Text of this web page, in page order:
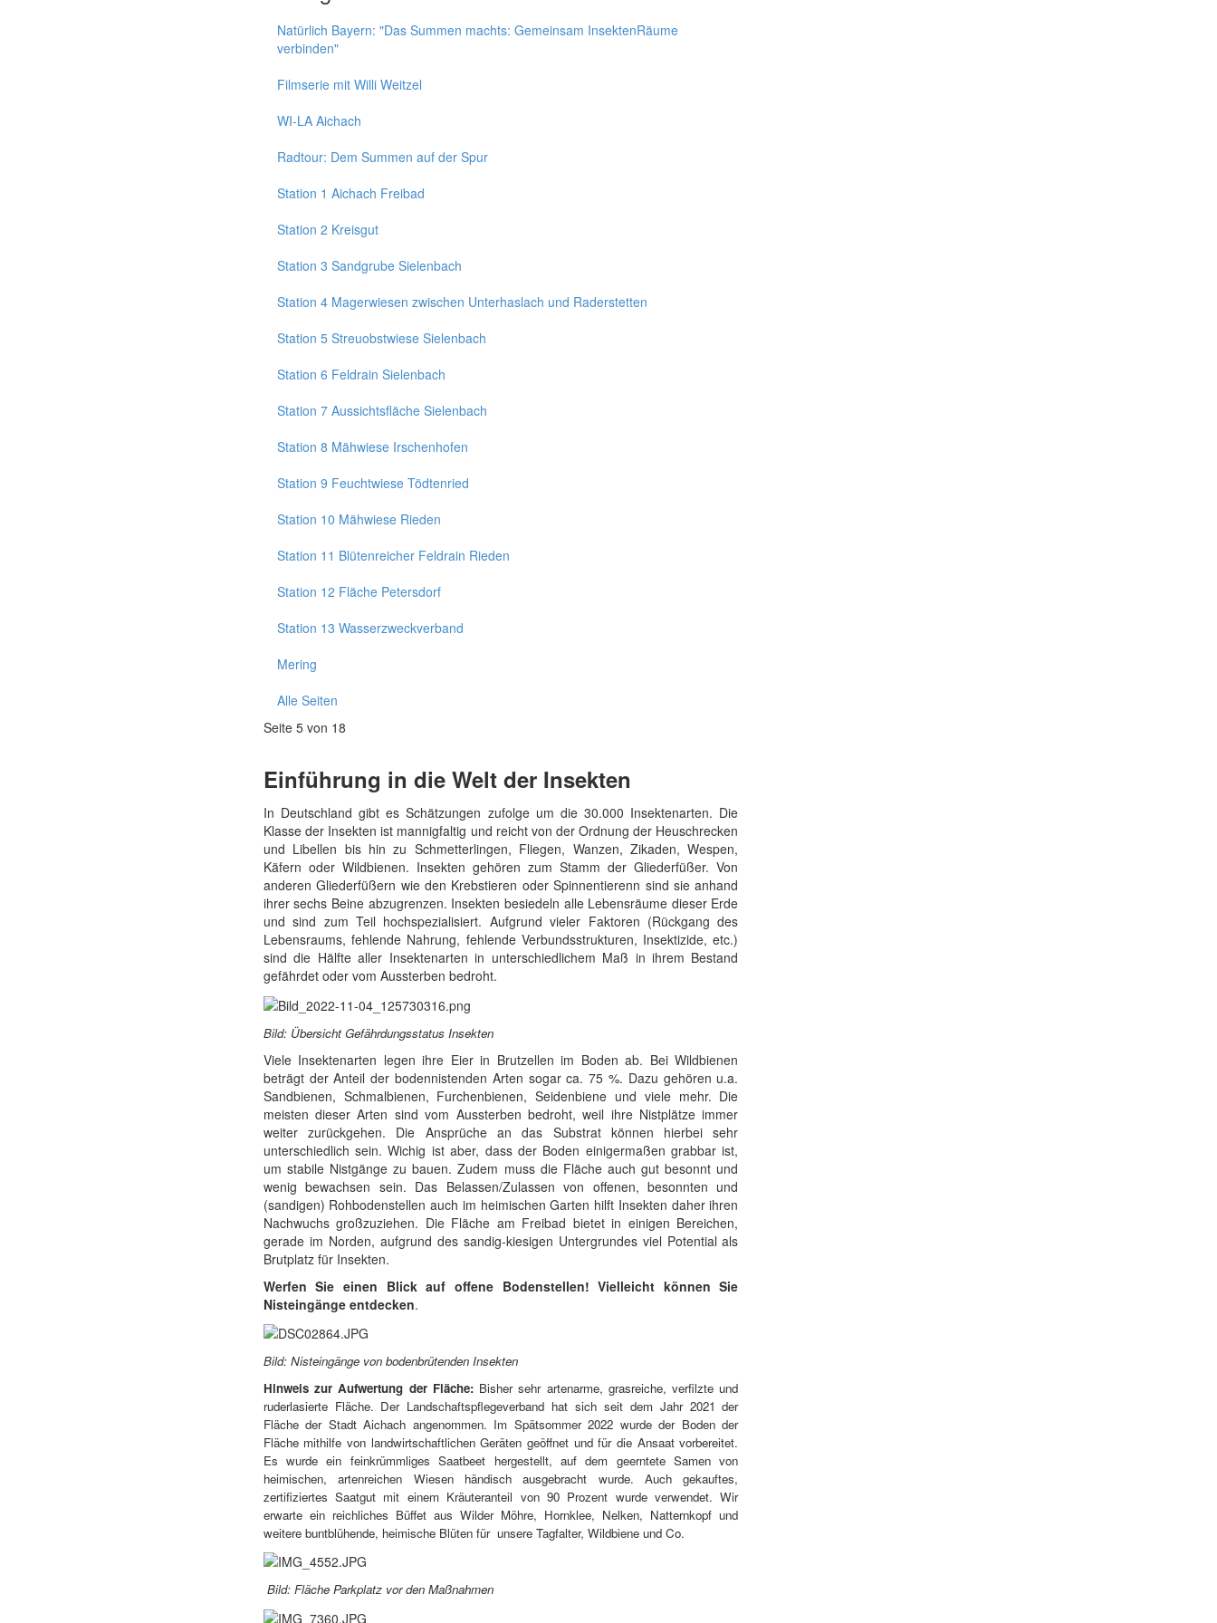
Natürlich Bayern: "Das Summen machts: Gemeinsam InsektenRäume
verbinden"
Filmserie mit Willi Weitzel
WI-LA Aichach
Radtour: Dem Summen auf der Spur
Station 1 Aichach Freibad
Station 2 Kreisgut
Station 3 Sandgrube Sielenbach
Station 4 Magerwiesen zwischen Unterhaslach und Raderstetten
Station 5 Streuobstwiese Sielenbach
Station 6 Feldrain Sielenbach
Station 7 Aussichtsfläche Sielenbach
Station 8 Mähwiese Irschenhofen
Station 9 Feuchtwiese Tödtenried
Station 10 Mähwiese Rieden
Station 11 Blütenreicher Feldrain Rieden
Station 12 Fläche Petersdorf
Station 13 Wasserzweckverband
Mering
Alle Seiten
Seite 5 von 18
Einführung in die Welt der Insekten
In Deutschland gibt es Schätzungen zufolge um die 30.000 Insektenarten. Die
Klasse der Insekten ist mannigfaltig und reicht von der Ordnung der Heuschrecken
und Libellen bis hin zu Schmetterlingen, Fliegen, Wanzen, Zikaden, Wespen,
Käfern oder Wildbienen. Insekten gehören zum Stamm der Gliederfüßer. Von
anderen Gliederfüßern wie den Krebstieren oder Spinnentierenn sind sie anhand
ihrer sechs Beine abzugrenzen. Insekten besiedeln alle Lebensräume dieser Erde
und sind zum Teil hochspezialisiert. Aufgrund vieler Faktoren (Rückgang des
Lebensraums, fehlende Nahrung, fehlende Verbundsstrukturen, Insektizide, etc.)
sind die Hälfte aller Insektenarten in unterschiedlichem Maß in ihrem Bestand
gefährdet oder vom Aussterben bedroht.
Bild: Übersicht Gefährdungsstatus Insekten
Viele Insektenarten legen ihre Eier in Brutzellen im Boden ab. Bei Wildbienen
beträgt der Anteil der bodennistenden Arten sogar ca. 75 %. Dazu gehören u.a.
Sandbienen, Schmalbienen, Furchenbienen, Seidenbiene und viele mehr. Die
meisten dieser Arten sind vom Aussterben bedroht, weil ihre Nistplätze immer
weiter zurückgehen. Die Ansprüche an das Substrat können hierbei sehr
unterschiedlich sein. Wichig ist aber, dass der Boden einigermaßen grabbar ist,
um stabile Nistgänge zu bauen. Zudem muss die Fläche auch gut besonnt und
wenig bewachsen sein. Das Belassen/Zulassen von offenen, besonnten und
(sandigen) Rohbodenstellen auch im heimischen Garten hilft Insekten daher ihren
Nachwuchs großzuziehen. Die Fläche am Freibad bietet in einigen Bereichen,
gerade im Norden, aufgrund des sandig-kiesigen Untergrundes viel Potential als
Brutplatz für Insekten.
Werfen Sie einen Blick auf offene Bodenstellen! Vielleicht können Sie
Nisteingänge entdecken.
Bild: Nisteingänge von bodenbrütenden Insekten
Hinweis zur Aufwertung der Fläche:Bisher sehr artenarme, grasreiche, verfilzte und
ruderlasierte Fläche. Der Landschaftspflegeverband hat sich seit dem Jahr 2021 der
Fläche der Stadt Aichach angenommen. Im Spätsommer 2022 wurde der Boden der
Fläche mithilfe von landwirtschaftlichen Geräten geöffnet und für die Ansaat vorbereitet.
Es wurde ein feinkrümmliges Saatbeet hergestellt, auf dem geerntete Samen von
heimischen, artenreichen Wiesen händisch ausgebracht wurde. Auch gekauftes,
zertifiziertes Saatgut mit einem Kräuteranteil von 90 Prozent wurde verwendet. Wir
erwarte ein reichliches Büffet aus Wilder Möhre, Hornklee, Nelken, Natternkopf und
weitere buntblühende, heimische Blüten für unsere Tagfalter, Wildbiene und Co.
Bild: Fläche Parkplatz vor den Maßnahmen